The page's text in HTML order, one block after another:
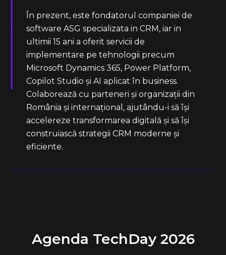
În prezent, este fondatorul companiei de
software ASG specializata in CRM, iar in
ultimii 15 ani a oferit servicii de
implementare pe tehnologii precum
Microsoft Dynamics 365, Power Platform,
Copilot Studio și AI aplicat în business.
Colaborează cu parteneri și organizații din
România și internațional, ajutându-i să își
accelereze transformarea digitală și să își
construiască strategii CRM moderne și
eficiente.
Agenda TechDay 2026